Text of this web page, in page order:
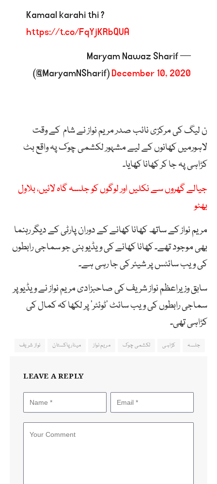
Kamaal karahi thi ?
https://t.co/FqYjKRbQUA
— Maryam Nawaz Sharif
(@MaryamNSharif)December 10, 2020
ن لیگ کی مرکزی نائب صدر مریم نواز نے شام کے وقت
لاہورمیں کھانوں کے لیے مشہور لکشمی چوک پہ واقع بٹ
کڑاہی پہ جا کر کھانا کھایا۔
جیالے گھروں سے نکلیں اور لوگوں کو جلسہ گاہ لائیں، بلاول
بھٹو
مریم نواز کے ساتھ کھانا کھانے کے دوران پارٹی کے دیگر رہنما
بھی موجود تھے۔ کھانا کھانے کی ویڈیو بنی جو سماجی رابطوں
کی ویب سائٹس پر شیئر کی جا رہی ہے۔
سابق وزیراعظم نواز شریف کی صاحبزادی مریم نواز نے ویڈیو پر
سماجی رابطوں کی ویب سائٹ ’ٹوئٹر‘ پر لکھا کہ کمال کی
کڑاہی تھی۔
جلسہ کڑاہی لکشمی چوک مریم نواز مینار پاکستان نواز شریف
LEAVE A REPLY